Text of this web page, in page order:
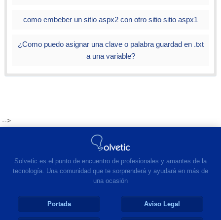
como embeber un sitio aspx2 con otro sitio sitio aspx1
¿Como puedo asignar una clave o palabra guardad en .txt
a una variable?
-->
Solvetic es el punto de encuentro de profesionales y amantes de la
tecnología. Una comunidad que te sorprenderá y ayudará en más de
una ocasión
Portada Aviso Legal